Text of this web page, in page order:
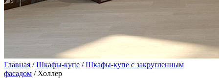
Главная /Шкафы-купе /Шкафы-купе с закругленным
фасадом / Холлер